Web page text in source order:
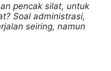
pencak silat, untuk
Soal administrasi,
seiring, namun